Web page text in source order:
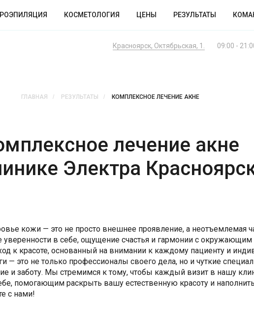
КОСМЕТОЛОГИЯ ЦЕНЫ РЕЗУЛЬТАТЫ
09:00 -
Красноярск, Октябрьская, 1.
ГЛАВНАЯ / РЕЗУЛЬТАТЫ / КОМПЛЕКСНОЕ ЛЕЧЕНИЕ АКНЕ
лечение акне
Электра
кожи — это не просто внешнее проявление, а неотъемлемая
в себе, ощущение счастья и гармонии с
к красоте, основанный на внимании к каждому пациенту и
это не только профессионалы своего дела, но и чуткие
заботу. Мы стремимся к тому, чтобы каждый визит в нашу
помогающим раскрыть вашу естественную красоту и
с нами!